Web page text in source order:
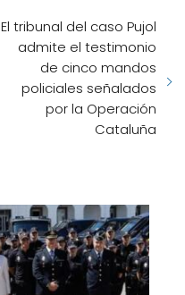
El tribunal del caso Pujol
admite el testimonio
de cinco mandos
policiales señalados
por la Operación
Cataluña